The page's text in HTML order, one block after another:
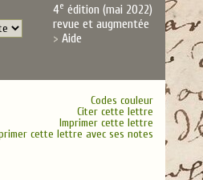
4e édition (mai 2022)
revue et augmentée
Aide